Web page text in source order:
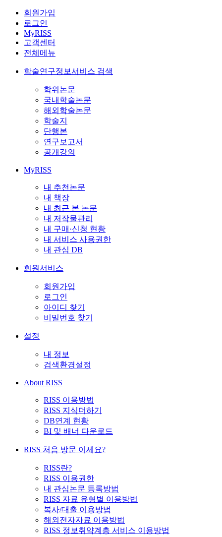
회원가입
로그인
MyRISS
고객센터
전체메뉴
학술연구정보서비스 검색
학위논문
국내학술논문
해외학술논문
학술지
단행본
연구보고서
공개강의
MyRISS
내 추천논문
내 책장
내 최근 본 논문
내 저작물관리
내 구매·신청 현황
내 서비스 사용권한
내 관심 DB
회원서비스
회원가입
로그인
아이디 찾기
비밀번호 찾기
설정
내 정보
검색환경설정
About RISS
RISS 이용방법
RISS 지식더하기
DB연계 현황
BI 및 배너 다운로드
RISS 처음 방문 이세요?
RISS란?
RISS 이용권한
내 관심논문 등록방법
RISS 자료 유형별 이용방법
복사/대출 이용방법
해외전자자료 이용방법
RISS 정보취약계층 서비스 이용방법